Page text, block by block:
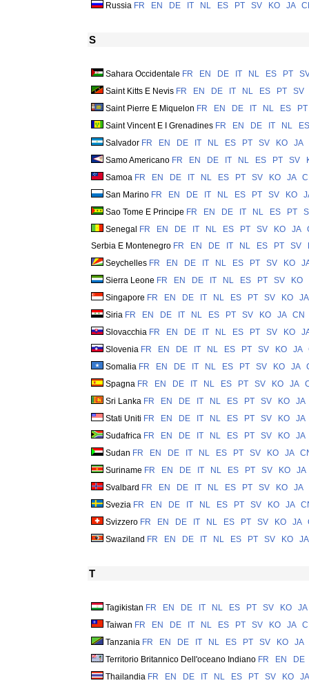
Russia FR EN DE IT NL ES PT SV KO JA
S
Sahara Occidentale FR EN DE IT NL ES PT
Saint Kitts E Nevis FR EN DE IT NL ES PT
SV
Saint Pierre E Miquelon FR EN DE IT NL ES
PT
Saint Vincent E I Grenadines FR EN DE IT NL
ES
Salvador FR EN DE IT NL ES PT SV KO
JA
Samo Americano FR EN DE IT NL ES PT SV
Samoa FR EN DE IT NL ES PT SV KO JA
San Marino FR EN DE IT NL ES PT SV KO
Sao Tome E Principe FR EN DE IT NL ES PT
Senegal FR EN DE IT NL ES PT SV KO JA
Serbia E Montenegro FR EN DE IT NL ES PT SV
Seychelles FR EN DE IT NL ES PT SV KO
Sierra Leone FR EN DE IT NL ES PT SV
KO
Singapore FR EN DE IT NL ES PT SV KO
JA
Siria FR EN DE IT NL ES PT SV KO JA
CN
Slovacchia FR EN DE IT NL ES PT SV KO
Slovenia FR EN DE IT NL ES PT SV KO JA
Somalia FR EN DE IT NL ES PT SV KO JA
Spagna FR EN DE IT NL ES PT SV KO JA
Sri Lanka FR EN DE IT NL ES PT SV KO
JA
Stati Uniti FR EN DE IT NL ES PT SV KO
JA
Sudafrica FR EN DE IT NL ES PT SV KO
JA
Sudan FR EN DE IT NL ES PT SV KO JA
Suriname FR EN DE IT NL ES PT SV KO
JA
Svalbard FR EN DE IT NL ES PT SV KO
JA
Svezia FR EN DE IT NL ES PT SV KO JA
Svizzero FR EN DE IT NL ES PT SV KO JA
Swaziland FR EN DE IT NL ES PT SV KO JA
T
Tagikistan FR EN DE IT NL ES PT SV KO
JA
Taiwan FR EN DE IT NL ES PT SV KO JA
Tanzania FR EN DE IT NL ES PT SV KO
JA
Territorio Britannico Dell'oceano Indiano FR EN
DE
Thailandia FR EN DE IT NL ES PT SV KO JA